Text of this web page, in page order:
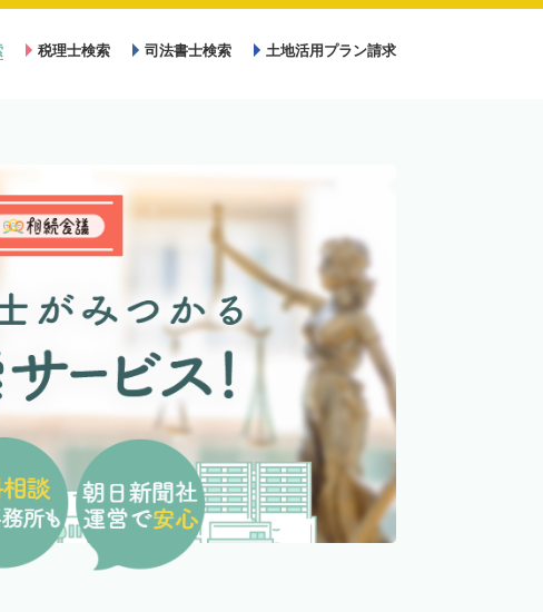
税理士検索 司法書士検索 土地活用プラン請求